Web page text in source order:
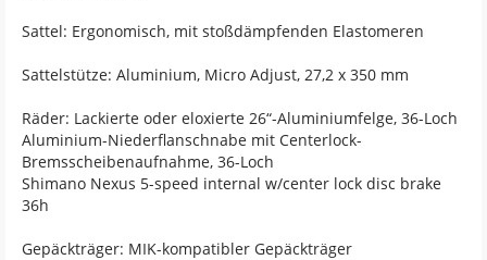
Sattel: Ergonomisch, mit stoßdämpfenden Elastomeren
Sattelstütze: Aluminium, Micro Adjust, 27,2 x 350 mm
Räder: Lackierte oder eloxierte 26“-Aluminiumfelge, 36-Loch
Aluminium-Niederflanschnabe mit Centerlock-
Bremsscheibenaufnahme, 36-Loch
Shimano Nexus 5-speed internal w/center lock disc brake
36h
Gepäckträger: MIK-kompatibler Gepäckträger